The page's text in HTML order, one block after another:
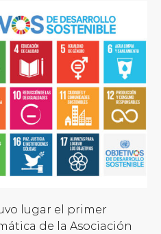
lugar el primer
de la Asociación